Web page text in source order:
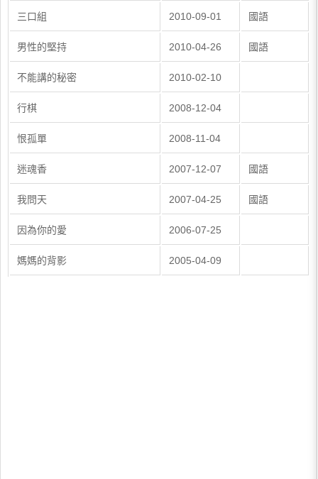
三口組 2010-09-01 國語
男性的堅持 2010-04-26 國語
不能講的秘密 2010-02-10
行棋 2008-12-04
恨孤單 2008-11-04
迷魂香 2007-12-07 國語
我問天 2007-04-25 國語
因為你的愛 2006-07-25
​媽媽的背影 2005-04-09​